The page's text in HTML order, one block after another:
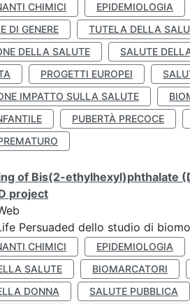
CHIMICI EPIDEMIOLOGIA
DI GENERE
TUTELA DELLA
DELLA SALUTE
SALUTE
PROGETTI EUROPEI
IMPATTO SULLA SALUTE
PUBERTÀ PRECOCE
of Bis(2-ethylhexyl)phthalate
project
Persuaded dello studio di
CHIMICI EPIDEMIOLOGIA
SALUTE
BIOMARCATORI
DONNA
SALUTE PUBBLICA